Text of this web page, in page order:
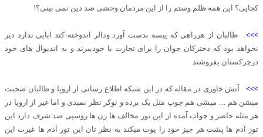
کجایی؟ این همه ظلم وستم را از این مردمان وحشی ضد دین نمی بینی؟!
>>>طالبان از هرراهی که پیسه بدست آورد ودالر اندوخته کند ابایی ندارد دیر
نخواهد بود که دخترکان جوان را برای تجارت با خودببرند و به اندیوال های خود
درچرکستان بفروشند
>>> آتش خاوری در مقاله که در این شبکه اطلاع رسانی ار اروپا و طالبان صحبت
میشن هم .... میشی هم چوپ مثل یک برده و نوکر نظر نمیدی و اما غیر از اروپا در
هر مثله حاضر و جواب آمده از این تور مخالف ها زن ها روسپی صد شرف دارد این
تور آدم ها پشت هر چیز خود را پوت میکند به نظر تان این تور آدم ها غیرت این